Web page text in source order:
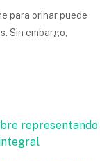
para orinar puede
Sin embargo,